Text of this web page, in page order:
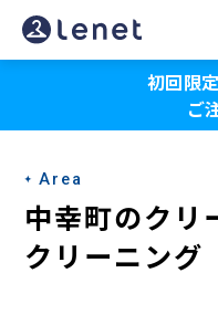
中
幸
の
宅
配
ク
初回限
ご
Area
中幸町のクリ
クリーニング